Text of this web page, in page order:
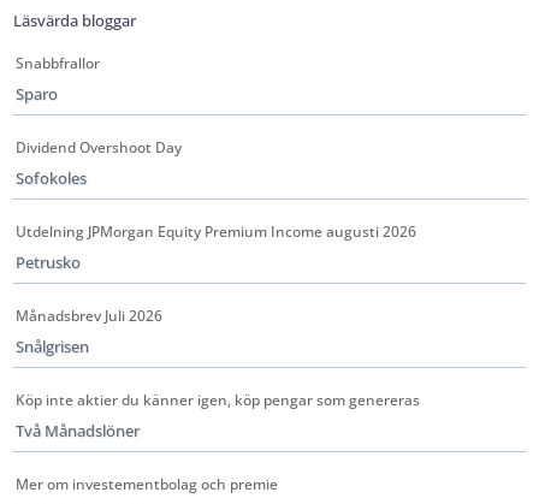
Läsvärda bloggar
Snabbfrallor
Sparo
Dividend Overshoot Day
Sofokoles
Utdelning JPMorgan Equity Premium Income augusti 2026
Petrusko
Månadsbrev Juli 2026
Snålgrisen
Köp inte aktier du känner igen, köp pengar som genereras
Två Månadslöner
Mer om investementbolag och premie